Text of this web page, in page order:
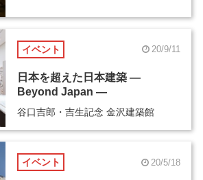
イベント 20/9/11
日本を超えた日本建築 ―
Beyond Japan ―
谷口吉郎・吉生記念 金沢建築館
イベント 20/5/18